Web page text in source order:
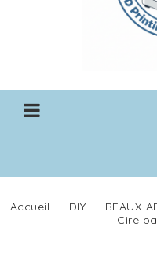
Accueil DIY BEAUX-
Cire